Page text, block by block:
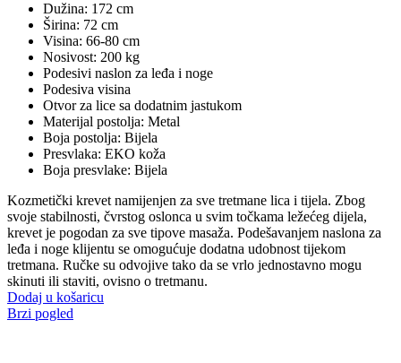
Dužina: 172 cm
Širina: 72 cm
Visina: 66-80 cm
Nosivost: 200 kg
Podesivi naslon za leđa i noge
Podesiva visina
Otvor za lice sa dodatnim jastukom
Materijal postolja: Metal
Boja postolja: Bijela
Presvlaka: EKO koža
Boja presvlake: Bijela
Kozmetički krevet namijenjen za sve tretmane lica i tijela. Zbog
svoje stabilnosti, čvrstog oslonca u svim točkama ležećeg dijela,
krevet je pogodan za sve tipove masaža. Podešavanjem naslona za
leđa i noge klijentu se omogućuje dodatna udobnost tijekom
tretmana. Ručke su odvojive tako da se vrlo jednostavno mogu
skinuti ili staviti, ovisno o tretmanu.
Dodaj u košaricu
Brzi pogled